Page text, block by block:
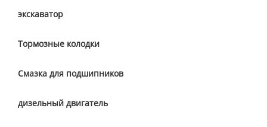
экскаватор
Тормозные колодки
Смазка для подшипников
дизельный двигатель